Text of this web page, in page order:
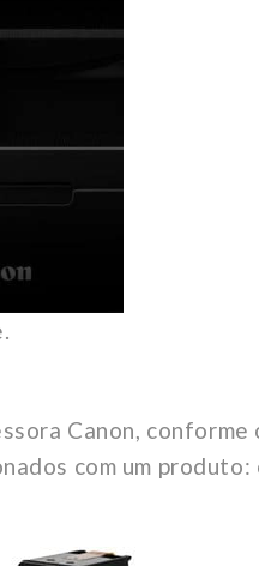
Canon, conforme
com um produto: